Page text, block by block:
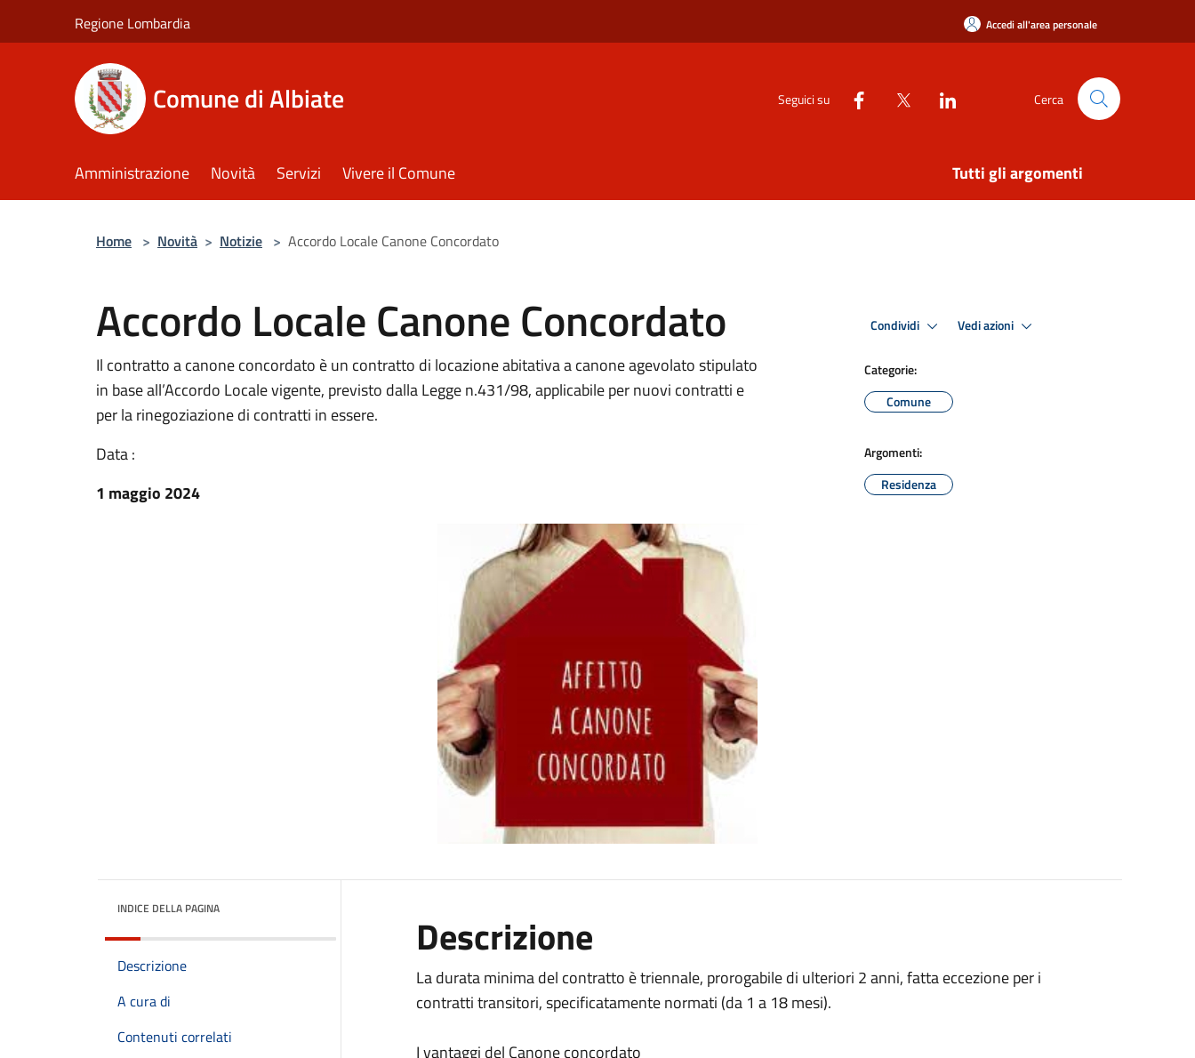
Regione Lombardia Accedi all'area personale
Comune di Albiate Seguici su Cerca
Amministrazione Novità Servizi Vivere il Comune Tutti gli argomenti
Home > Novità > Notizie > Accordo Locale Canone Concordato
Accordo Locale Canone Concordato
Il contratto a canone concordato è un contratto di locazione abitativa a canone agevolato stipulato
in base all’Accordo Locale vigente, previsto dalla Legge n.431/98, applicabile per nuovi contratti e
per la rinegoziazione di contratti in essere.
Data :
1 maggio 2024
Condividi Vedi azioni
Categorie:
Comune
Argomenti:
Residenza
INDICE DELLA PAGINA
Descrizione
A cura di
Contenuti correlati
Descrizione
La durata minima del contratto è triennale, prorogabile di ulteriori 2 anni, fatta eccezione per i
contratti transitori, specificatamente normati (da 1 a 18 mesi).
I vantaggi del Canone concordato